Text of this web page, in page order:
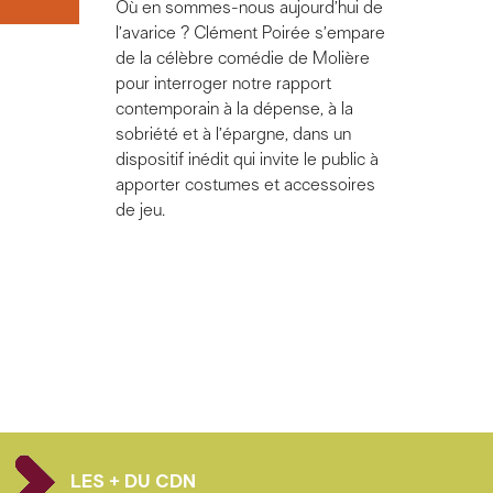
Où en sommes-nous aujourd’hui de
l’avarice ? Clément Poirée s’empare
de la célèbre comédie de Molière
pour interroger notre rapport
contemporain à la dépense, à la
sobriété et à l’épargne, dans un
dispositif inédit qui invite le public à
apporter costumes et accessoires
de jeu.
LES + DU CDN